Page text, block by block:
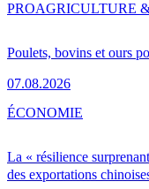
Poulets, bovins et ours
07.08.2026
PROAGRICULTURE
La « résilience
des exportations
ÉCONOMIE